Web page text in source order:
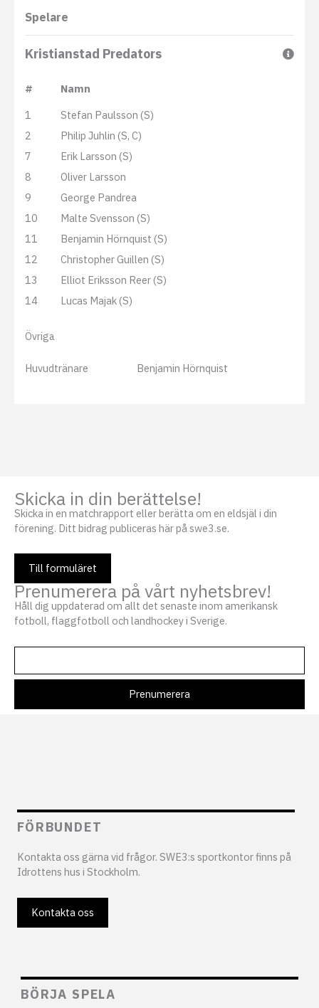
Spelare
Kristianstad Predators
#
Namn
1
Stefan Paulsson (S)
2
Philip Juhlin (S, C)
7
Erik Larsson (S)
8
Oliver Larsson
9
George Pandrea
10
Malte Svensson (S)
11
Benjamin Hörnquist (S)
12
Christopher Guillen (S)
13
Elliot Eriksson Reer (S)
14
Lucas Majak (S)
Övriga
Huvudtränare Benjamin Hörnquist
Skicka in din berättelse!
Skicka in en matchrapport eller berätta om en eldsjäl i din
förening. Ditt bidrag publiceras här på swe3.se.
Till formuläret
Prenumerera på vårt nyhetsbrev!
Håll dig uppdaterad om allt det senaste inom amerikansk
fotboll, flaggfotboll och landhockey i Sverige.
FÖRBUNDET
Kontakta oss gärna vid frågor. SWE3:s sportkontor finns på
Idrottens hus i Stockholm.
Kontakta oss
BÖRJA SPELA